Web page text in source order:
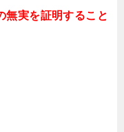
無実を証明すること